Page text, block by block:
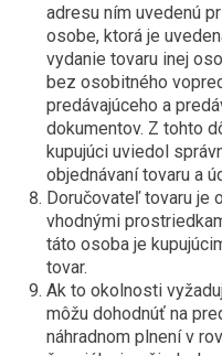
adresu ním uvedenú
osobe, ktorá je
vydanie tovaru inej
bez osobitného
predávajúceho a
dokumentov. Z tohto
kupujúci uviedol
objednávaní tovaru a
Doručovateľ tovaru je
vhodnými
táto osoba je
tovar.
Ak to okolnosti
môžu dohodnúť na
náhradnom plnení v